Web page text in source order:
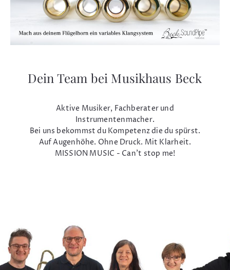
Dein Team bei Musikhaus Beck
Aktive Musiker, Fachberater und
Instrumentenmacher.
Bei uns bekommst du Kompetenz die du spürst.
Auf Augenhöhe. Ohne Druck. Mit Klarheit.
MISSION MUSIC - Can't stop me!